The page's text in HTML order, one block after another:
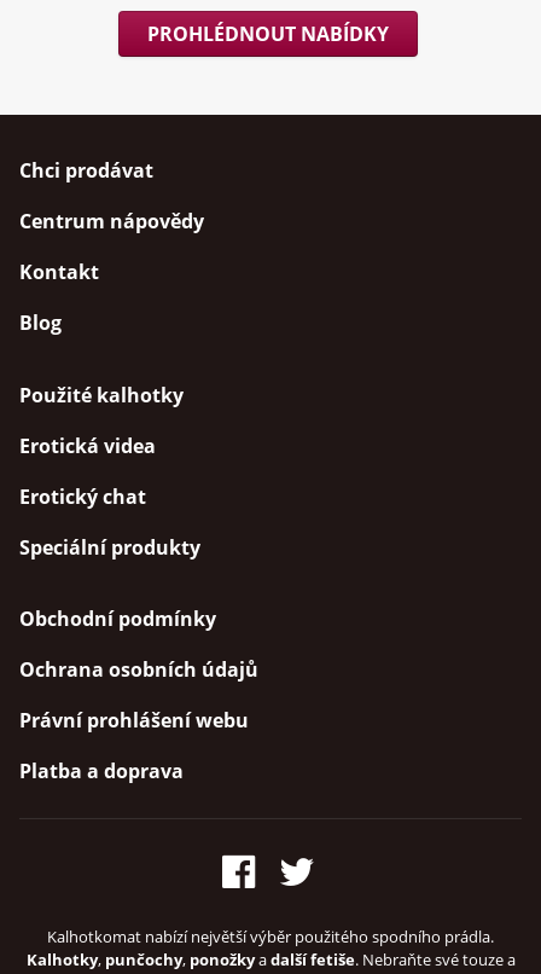
PROHLÉDNOUT NABÍDKY
Chci prodávat
Centrum nápovědy
Kontakt
Blog
Použité kalhotky
Erotická videa
Erotický chat
Speciální produkty
Obchodní podmínky
Ochrana osobních údajů
Právní prohlášení webu
Platba a doprava
Kalhotkomat nabízí největší výběr použitého spodního prádla.
Kalhotky, punčochy, ponožkyadalší fetiše. Nebraňte své touze a